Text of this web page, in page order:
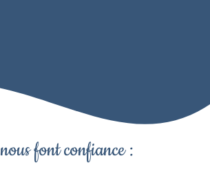
font confiance :